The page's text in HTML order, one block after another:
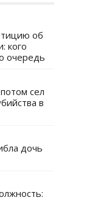
об
кого
очередь
сел
в
дочь